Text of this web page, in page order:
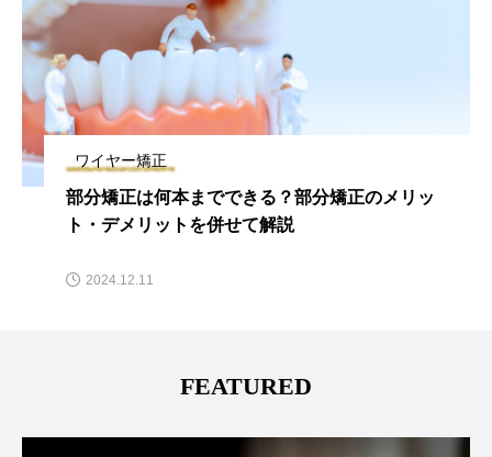
ワイヤー矯正
部分矯正は何本までできる？部分矯正のメリッ
ト・デメリットを併せて解説
2024.12.11
FEATURED